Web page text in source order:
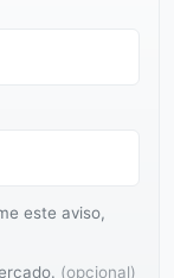
este aviso,
(opcional)